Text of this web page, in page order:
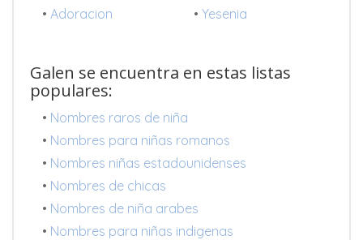
• Adoracion • Yesenia
Galen se encuentra en estas listas
populares:
• Nombres raros de niña
• Nombres para niñas romanos
• Nombres niñas estadounidenses
• Nombres de chicas
• Nombres de niña arabes
• Nombres para niñas indigenas